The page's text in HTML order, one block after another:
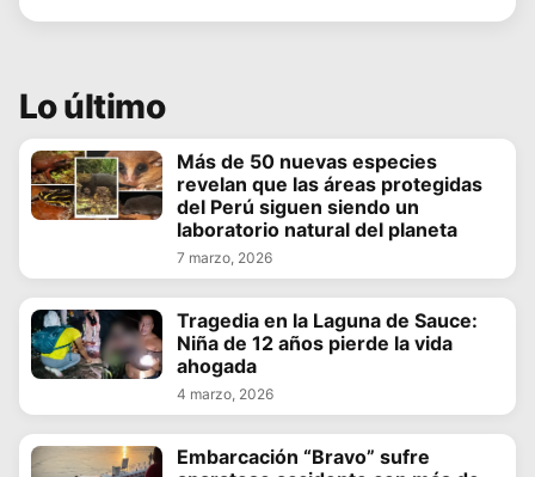
Lo último
Más de 50 nuevas especies
revelan que las áreas protegidas
del Perú siguen siendo un
laboratorio natural del planeta
7 marzo, 2026
Tragedia en la Laguna de Sauce:
Niña de 12 años pierde la vida
ahogada
4 marzo, 2026
Embarcación “Bravo” sufre